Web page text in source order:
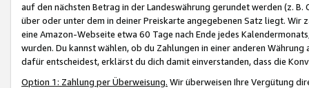
auf den nächsten Betrag in der Landeswährung gerundet werden (z.
über oder unter dem in deiner Preiskarte angegebenen Satz liegt.
eine Amazon-Webseite etwa 60 Tage nach Ende jedes
wurden. Du kannst wählen, ob du Zahlungen in einer anderen
dafür entscheidest, erklärst du dich damit einverstanden, dass die
Option 1: Zahlung per Überweisung. Wir überweisen Ihre Vergütung